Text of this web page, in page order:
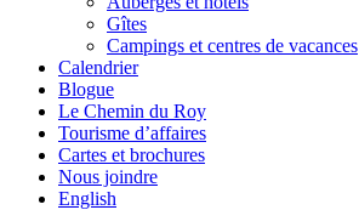
Gîtes
Campings et centres de vacances
Calendrier
Blogue
Le Chemin du Roy
Tourisme d’affaires
Cartes et brochures
Nous joindre
English